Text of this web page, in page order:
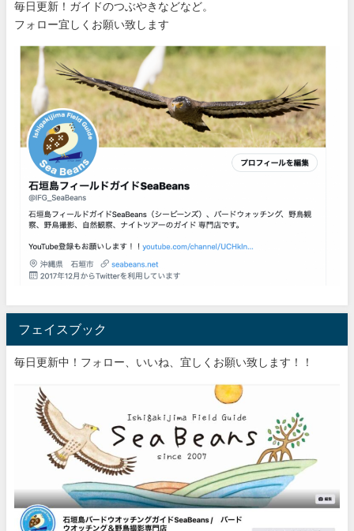
毎日更新！ガイドのつぶやきなどなど。
フォロー宜しくお願い致します
フェイスブック
毎日更新中！フォロー、いいね、宜しくお願い致します！！